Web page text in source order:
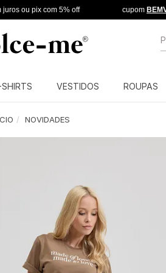
com 5% off BEMVINDA na
VESTIDOS ROUPAS
NOVIDADES